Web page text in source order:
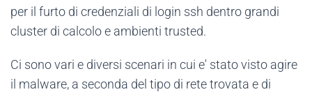
per il furto di credenziali di login ssh dentro grandi
cluster di calcolo e ambienti trusted.
Ci sono vari e diversi scenari in cui e' stato visto agire
il malware, a seconda del tipo di rete trovata e di